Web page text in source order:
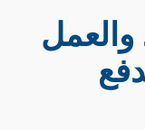
والعمل